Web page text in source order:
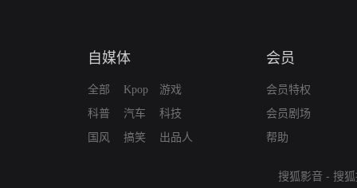
自媒体
全部
科普
国风
Kpop
汽车
搞笑
游戏
科技
出品人
会员
会员特权
会员剧场
帮助
搜狐影音 - 搜